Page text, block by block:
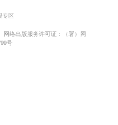
专区
网络出版服务许可证：（署）网
号